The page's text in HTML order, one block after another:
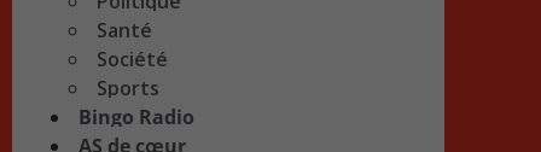
Santé
Société
Sports
Bingo Radio
AS de cœur